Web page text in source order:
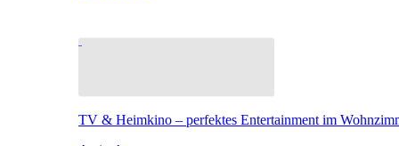
TV & Heimkino – perfektes Entertainment im